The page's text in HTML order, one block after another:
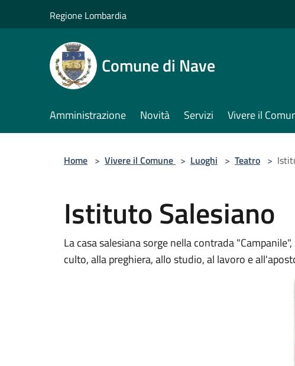
Regione Lombardia
Comune di Nave
Amministrazione Novità Servizi Vivere il
Home > Vivere il Comune > Luoghi > Teatro >
Istituto Salesiano
La casa salesiana sorge nella contrada
culto, alla preghiera, allo studio, al lavoro e